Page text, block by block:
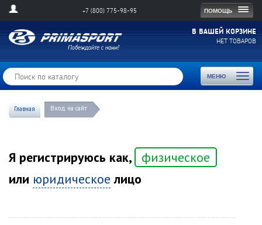
ПОМОЩЬ
+7 (800) 775-98-95
В ВАШЕЙ КОРЗИНЕ
НЕТ ТОВАРОВ
МЕНЮ
Toggle
Главная Вход на сайт
Я регистрируюсь как,
физическое
или юридическое лицо